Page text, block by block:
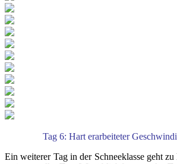
Tag 6: Hart erarbeiteter
Ein weiterer Tag in der Schneeklasse geht